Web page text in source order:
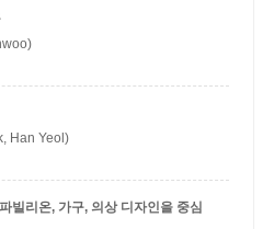
Han Yeol)
빌리온, 가구, 의상 디자인을 중심